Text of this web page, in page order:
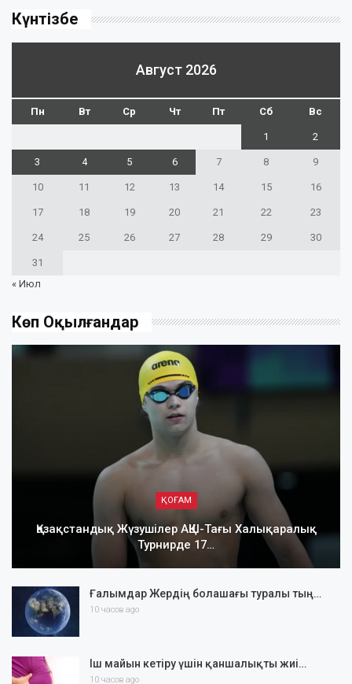
Күнтізбе
Август 2026
Пн Вт Ср Чт Пт Сб Вс
1 2
3 4 5 6 7 8 9
10 11 12 13 14 15 16
17 18 19 20 21 22 23
24 25 26 27 28 29 30
31
« Июл
Көп Оқылғандар
ҚОҒАМ
Қазақстандық Жүзушілер АҚШ-Тағы Халықаралық
Турнирде 17…
Ғалымдар Жердің болашағы туралы тың…
10 часов ago
Іш майын кетіру үшін қаншалықты жиі…
10 часов ago